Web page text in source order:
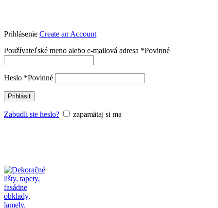
Prihlásenie Create an Account
Používateľské meno alebo e-mailová adresa *Povinné
Heslo *Povinné
Prihlásiť
Zabudli ste heslo? zapamätaj si ma